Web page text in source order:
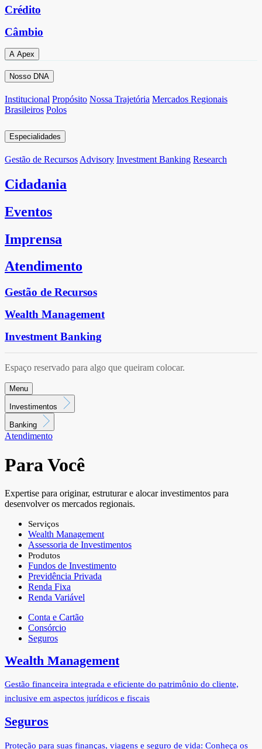
Crédito
Câmbio
A Apex
Nosso DNA
Institucional Propósito Nossa Trajetória Mercados Regionais
Brasileiros Polos
Especialidades
Gestão de Recursos Advisory Investment Banking Research
Cidadania
Eventos
Imprensa
Atendimento
Gestão de Recursos
Wealth Management
Investment Banking
Espaço reservado para algo que queiram colocar.
Menu
Investimentos
Banking
Atendimento
Para Você
Expertise para originar, estruturar ​e alocar investimentos para
desenvolver os mercados regionais.
Serviços
Wealth Management
Assessoria de Investimentos
Produtos
Fundos de Investimento
Previdência Privada
Renda Fixa
Renda Variável
Conta e Cartão
Consórcio
Seguros
Wealth Management
Gestão financeira integrada e eficiente do patrimônio do cliente,
inclusive em aspectos jurídicos e fiscais
Seguros
Proteção para suas finanças, viagens e seguro de vida: Conheça os